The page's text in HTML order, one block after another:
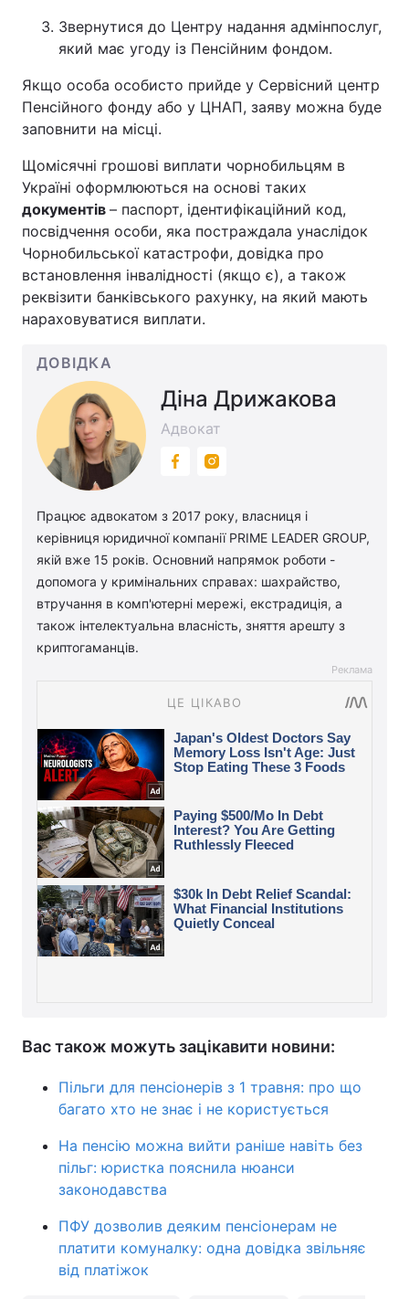
Звернутися до Центру надання адмінпослуг,
який має угоду із Пенсійним фондом.
Якщо особа особисто прийде у Сервісний центр
Пенсійного фонду або у ЦНАП, заяву можна буде
заповнити на місці.
Щомісячні грошові виплати чорнобильцям в
Україні оформлюються на основі таких
документів – паспорт, ідентифікаційний код,
посвідчення особи, яка постраждала унаслідок
Чорнобильської катастрофи, довідка про
встановлення інвалідності (якщо є), а також
реквізити банківського рахунку, на який мають
нараховуватися виплати.
ДОВІДКА
Діна Дрижакова
Адвокат
Працює адвокатом з 2017 року, власниця і
керівниця юридичної компанії PRIME LEADER GROUP,
якій вже 15 років. Основний напрямок роботи -
допомога у кримінальних справах: шахрайство,
втручання в комп'ютерні мережі, екстрадиція, а
також інтелектуальна власність, зняття арешту з
криптогаманців.
Реклама
Вас також можуть зацікавити новини:
Пільги для пенсіонерів з 1 травня: про що
багато хто не знає і не користується
На пенсію можна вийти раніше навіть без
пільг: юристка пояснила нюанси
законодавства
ПФУ дозволив деяким пенсіонерам не
платити комуналку: одна довідка звільняє
від платіжок